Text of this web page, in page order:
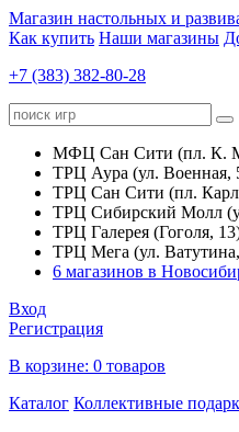
Магазин настольных и
Как купить Наши магазины
+7 (383) 382-80-28
МФЦ Сан Сити (пл. К.
ТРЦ Аура (ул. Военная,
ТРЦ Сан Сити (пл.
ТРЦ Сибирский Молл
ТРЦ Галерея (Гоголя,
ТРЦ Мега (ул.
6 магазинов в
Вход
Регистрация
В корзине: 0 товаров
Каталог Коллективные